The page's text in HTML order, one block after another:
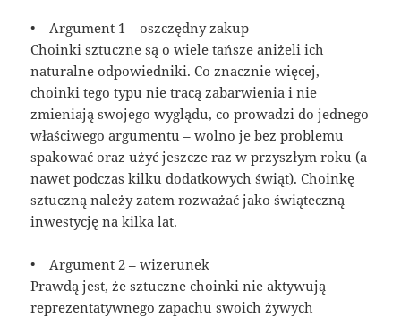
• Argument 1 – oszczędny zakup
Choinki sztuczne są o wiele tańsze aniżeli ich
naturalne odpowiedniki. Co znacznie więcej,
choinki tego typu nie tracą zabarwienia i nie
zmieniają swojego wyglądu, co prowadzi do jednego
właściwego argumentu – wolno je bez problemu
spakować oraz użyć jeszcze raz w przyszłym roku (a
nawet podczas kilku dodatkowych świąt). Choinkę
sztuczną należy zatem rozważać jako świąteczną
inwestycję na kilka lat.
• Argument 2 – wizerunek
Prawdą jest, że sztuczne choinki nie aktywują
reprezentatywnego zapachu swoich żywych